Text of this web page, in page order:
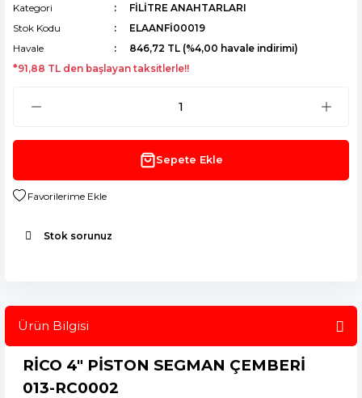
Kategori
FİLİTRE ANAHTARLARI
Stok Kodu
ELAANFİ00019
Havale
846,72 TL (%4,00 havale indirimi)
*91,88 TL den başlayan taksitlerle!!
Sepete Ekle
Stok sorunuz
Ürün Bilgisi
RİCO 4" PİSTON SEGMAN ÇEMBERİ
013-RC0002